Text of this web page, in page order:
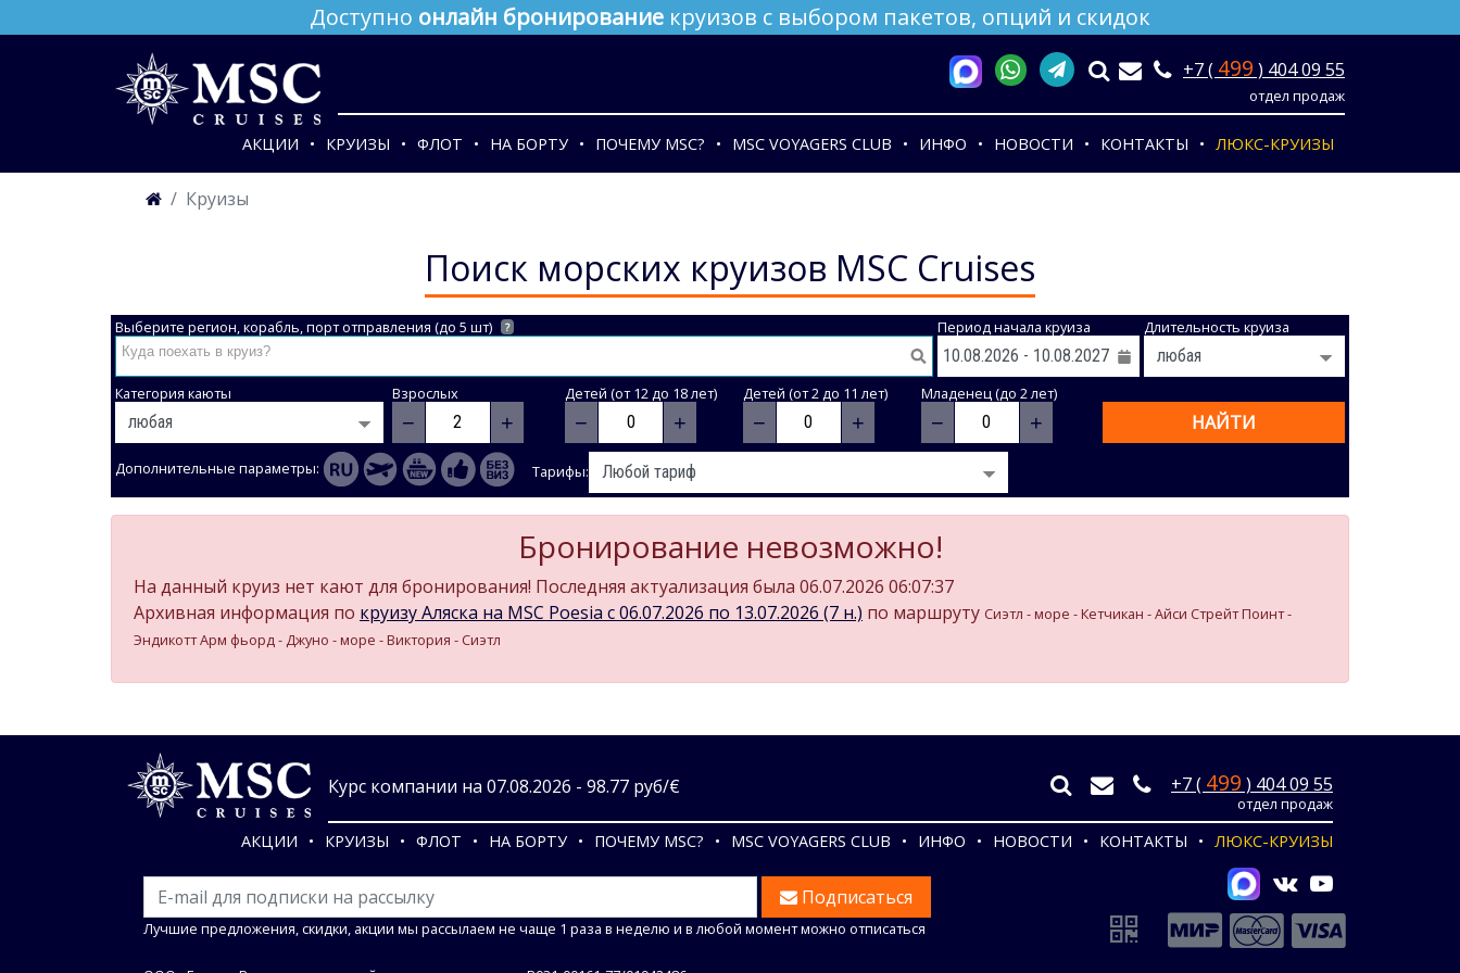
Доступно онлайн бронирование круизов с выбором пакетов, опций и скидок
+7 ( 499 ) 404 09 55
отдел продаж
АКЦИИ КРУИЗЫ ФЛОТ НА БОРТУ ПОЧЕМУ MSC? MSC VOYAGERS CLUB ИНФО НОВОСТИ КОНТАКТЫ ЛЮКС-КРУИЗЫ
Круизы
Поиск морских круизов MSC Cruises
Выберите регион, корабль, порт отправления (до 5 шт) ? Период начала круиза Длительность круиза
Категория каюты Взрослых
− +
Детей (от 12 до 18 лет)
− +
Детей (от 2 до 11 лет)
− +
Младенец (до 2 лет)
− + НАЙТИ
Дополнительные параметры: Тарифы:
Бронирование невозможно!
На данный круиз нет кают для бронирования! Последняя актуализация была 06.07.2026 06:07:37
Архивная информация по круизу Аляска на MSC Poesia c 06.07.2026 по 13.07.2026 (7 н.) по маршруту Сиэтл - море - Кетчикан - Айси Стрейт Поинт -
Эндикотт Арм фьорд - Джуно - море - Виктория - Сиэтл
Курс компании на 07.08.2026 - 98.77 руб/€ +7 ( 499 ) 404 09 55
отдел продаж
АКЦИИ КРУИЗЫ ФЛОТ НА БОРТУ ПОЧЕМУ MSC? MSC VOYAGERS CLUB ИНФО НОВОСТИ КОНТАКТЫ ЛЮКС-КРУИЗЫ
Подписаться
Лучшие предложения, скидки, акции мы рассылаем не чаще 1 раза в неделю и в любой момент можно отписаться